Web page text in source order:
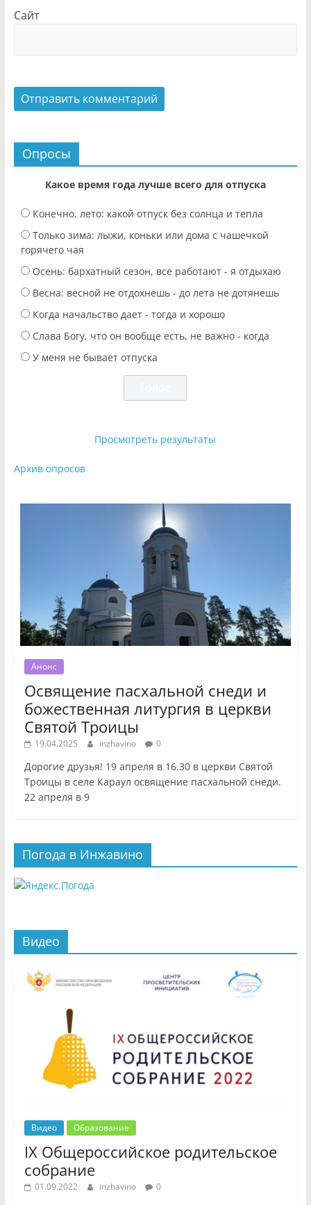
Сайт
Опросы
Какое время года лучше всего для отпуска
Конечно, лето: какой отпуск без солнца и тепла
Только зима: лыжи, коньки или дома с чашечкой
горячего чая
Осень: бархатный сезон, все работают - я отдыхаю
Весна: весной не отдохнешь - до лета не дотянешь
Когда начальство дает - тогда и хорошо
Слава Богу, что он вообще есть, не важно - когда
У меня не бывает отпуска
Просмотреть результаты
Архив опросов
Анонс
Освящение пасхальной снеди и
божественная литургия в церкви
Святой Троицы
19.04.2025 inzhavino 0
Дорогие друзья! 19 апреля в 16.30 в церкви Святой
Троицы в селе Караул освящение пасхальной снеди.
22 апреля в 9
Погода в Инжавино
Видео
Видео Образование
IX Общероссийское родительское
собрание
01.09.2022 inzhavino 0